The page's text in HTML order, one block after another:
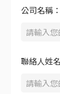
公司名稱：
聯絡人姓名